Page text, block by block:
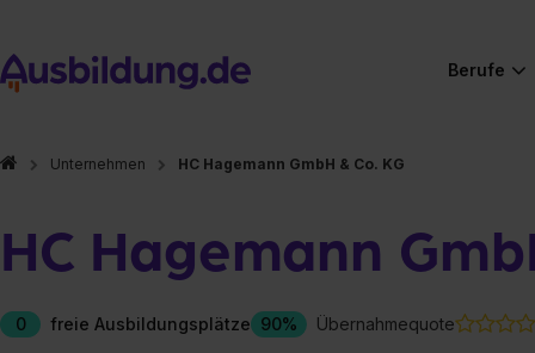
Berufe
Unternehmen HC Hagemann GmbH & Co. KG
HC Hagemann
0 freie Ausbildungsplätze 90% Übernahmequote